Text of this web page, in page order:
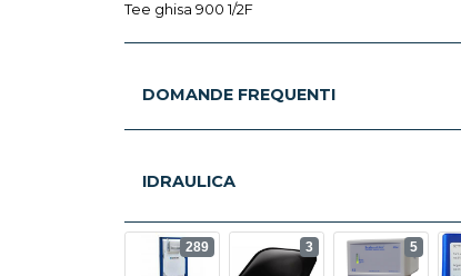
Tee ghisa 900 1/2F
DOMANDE FREQUENTI
IDRAULICA
289 3 5